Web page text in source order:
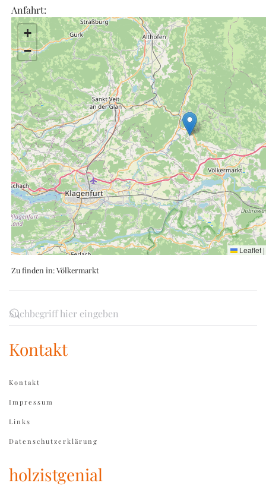
Anfahrt:
+
−
Leaflet |
Zu finden in:Völkermarkt
Kontakt
Kontakt
Impressum
Links
Datenschutzerklärung
holzistgenial